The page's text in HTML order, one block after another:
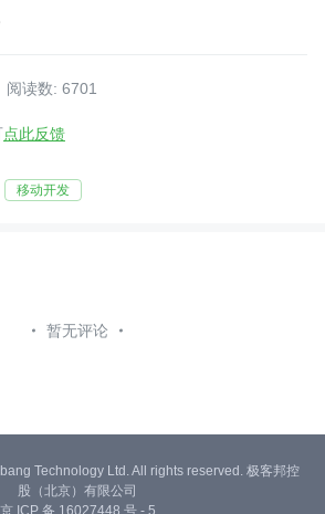
阅读数: 6701
点此反馈
移动开发
暂无评论
Technology Ltd. All rights reserved. 极客邦控
股（北京）有限公司
京 ICP 备 16027448 号 - 5